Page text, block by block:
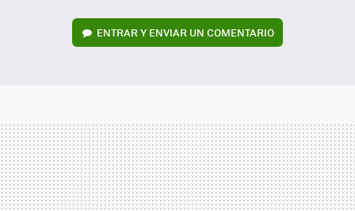
ENTRAR Y ENVIAR UN COMENTARIO